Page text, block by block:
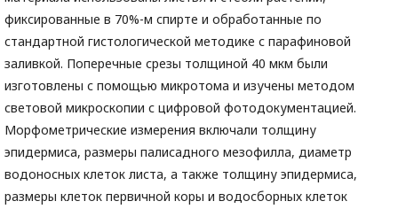
фиксированные в 70%-м спирте и обработанные по
стандартной гистологической методике с парафиновой
заливкой. Поперечные срезы толщиной 40 мкм были
изготовлены с помощью микротома и изучены методом
световой микроскопии с цифровой фотодокументацией.
Морфометрические измерения включали толщину
эпидермиса, размеры палисадного мезофилла, диаметр
водоносных клеток листа, а также толщину эпидермиса,
размеры клеток первичной коры и водосборных клеток